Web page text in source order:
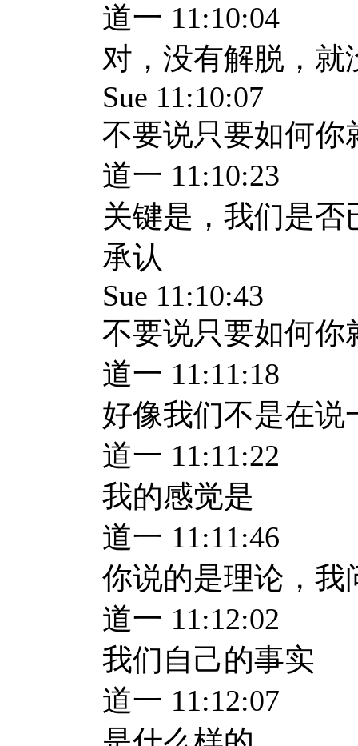
道一 11:10:04
对，没有解脱，就
Sue 11:10:07
不要说只要如何你
道一 11:10:23
关键是，我们是
承认
Sue 11:10:43
不要说只要如何你
道一 11:11:18
好像我们不是在说
道一 11:11:22
我的感觉是
道一 11:11:46
你说的是理论，我
道一 11:12:02
我们自己的事实
道一 11:12:07